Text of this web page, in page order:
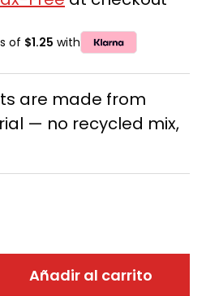
of $1.25 with
are made from
— no recycled mix,
Añadir al carrito